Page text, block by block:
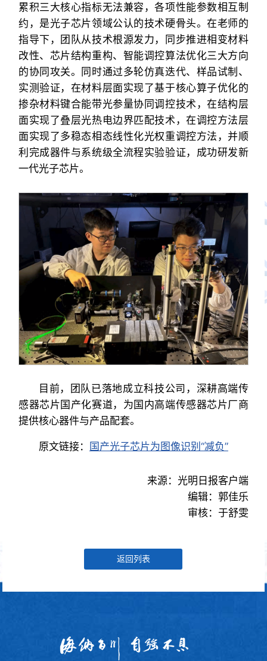
累积三大核心指标无法兼容，各项性能参数相互制
约，是光子芯片领域公认的技术硬骨头。在老师的
指导下，团队从技术根源发力，同步推进相变材料
改性、芯片结构重构、智能调控算法优化三大方向
的协同攻关。同时通过多轮仿真迭代、样品试制、
实测验证，在材料层面实现了基于核心算子优化的
掺杂材料键合能带光参量协同调控技术，在结构层
面实现了叠层光热电边界匹配技术，在调控方法层
面实现了多稳态相态线性化光权重调控方法，并顺
利完成器件与系统级全流程实验验证，成功研发新
一代光子芯片。
目前，团队已落地成立科技公司，深耕高端传
感器芯片国产化赛道，为国内高端传感器芯片厂商
提供核心器件与产品配套。
原文链接： 国产光子芯片为图像识别“减负”
来源：光明日报客户端
编辑：郭佳乐
审核：于舒雯
返回列表